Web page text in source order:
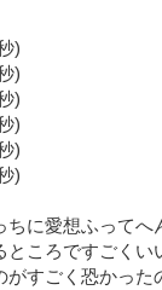
)
)
)
)
)
)
に愛想ふってへ
ところですごく
がすごく恐かっ